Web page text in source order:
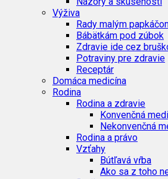
Výživa
Rady malým
Bábätkám pod zúbok
Zdravie ide cez
Potraviny pre zdravie
Receptár
Domáca medicína
Rodina
Rodina a zdravie
Konvenčná
Nekonvenčná
Rodina a právo
Vzťahy
Bútľavá vŕba
Ako sa z toho